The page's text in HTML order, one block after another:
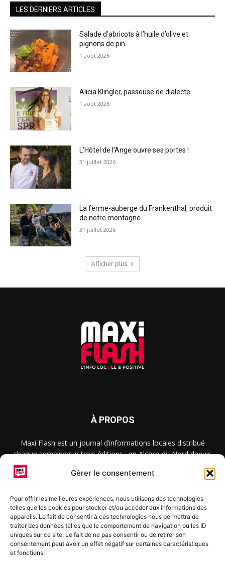
Gérer le consentement
Pour offrir les meilleures expériences, nous utilisons des technologies
telles que les cookies pour stocker et/ou accéder aux informations des
appareils. Le fait de consentir à ces technologies nous permettra de
traiter des données telles que le comportement de navigation ou les ID
uniques sur ce site. Le fait de ne pas consentir ou de retirer son
consentement peut avoir un effet négatif sur certaines caractéristiques
et fonctions.
LES DERNIERS ARTICLES
Salade d’abricots à l’huile d’olive et
pignons de pin
1 août 2026
Alicia Klingler, passeuse de dialecte
1 août 2026
L’Hôtel de l’Ange ouvre ses portes !
31 juillet 2026
La ferme-auberge du Frankenthal, produit
de notre montagne
31 juillet 2026
Afficher plus
À PROPOS
Maxi Flash est un journal d’informations locales distribué
chaque semaine sur trois éditions : en Alsace du Nord depuis
2015, dans les secteurs d’Obernai-Molsheim-Erstein depuis
2022, et à Colmar, Vignoble et Plaine depuis 2023.
SUIVEZ-NOUS